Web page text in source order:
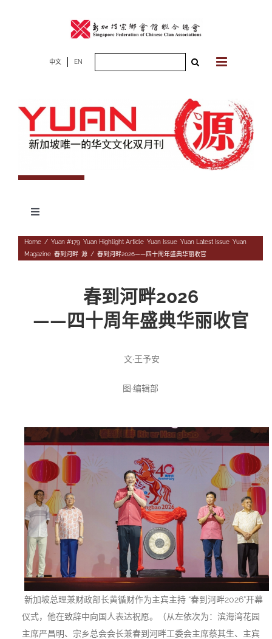
中文 EN
Toggle
专题
177期
Home / Yuan #179, Yuan Highlight Article, Yuan Issue, Yuan Latest Issue, Yuan
Magazine, 春到河畔, 源 / 春到河畔2026——四十周年盛典华丽收官
春到河畔2026
——四十周年盛典华丽收官
文·王予安
图·编辑部
新加坡总理兼财政部长黄循财作为主宾主持 “春到河畔2026”开幕
仪式，他在致辞中向国人表达祝愿。（从左依次为：滨海湾花园
主席严昌明、宗乡总会会长兼春到河畔工委会主席蔡其生、主宾